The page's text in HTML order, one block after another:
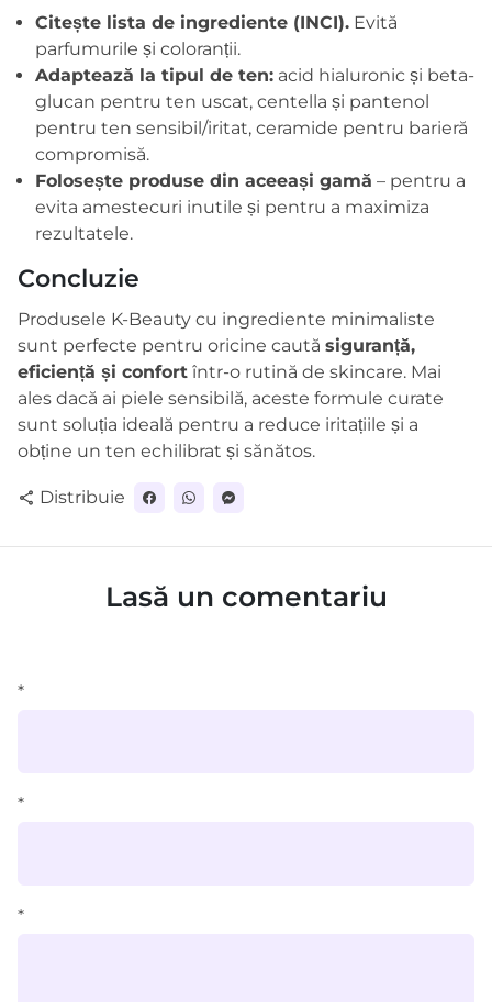
Citește lista de ingrediente (INCI). Evită
parfumurile și coloranții.
Adaptează la tipul de ten: acid hialuronic și beta-
glucan pentru ten uscat, centella și pantenol
pentru ten sensibil/iritat, ceramide pentru barieră
compromisă.
Folosește produse din aceeași gamă – pentru a
evita amestecuri inutile și pentru a maximiza
rezultatele.
Concluzie
Produsele K-Beauty cu ingrediente minimaliste
sunt perfecte pentru oricine caută siguranță,
eficiență și confort într-o rutină de skincare. Mai
ales dacă ai piele sensibilă, aceste formule curate
sunt soluția ideală pentru a reduce iritațiile și a
obține un ten echilibrat și sănătos.
share Distribuie
Lasă un comentariu
*
*
*